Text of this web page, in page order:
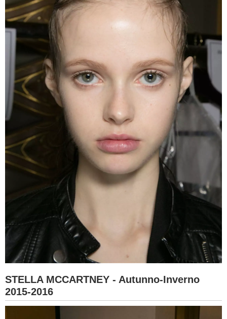
STELLA MCCARTNEY - Autunno-Inverno
2015-2016